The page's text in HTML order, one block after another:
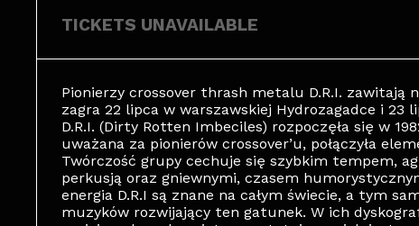
TICKETS UNAVAILABLE
Pionierzy crossover thrash metalu D.R.I. zawitają
zagra 22 lipca w warszawskiej Hydrozagadce i 23
D.R.I. (Dirty Rotten Imbeciles) rozpoczęła się w
uważana za pionierów crossover’u, połączyła
Twórczość grupy cechuje się szybkim tempem,
perkusją oraz gniewnymi, czasem
energia D.R.I są znane na całym świecie, a tym
muzyków rozwijający ten gatunek. W ich